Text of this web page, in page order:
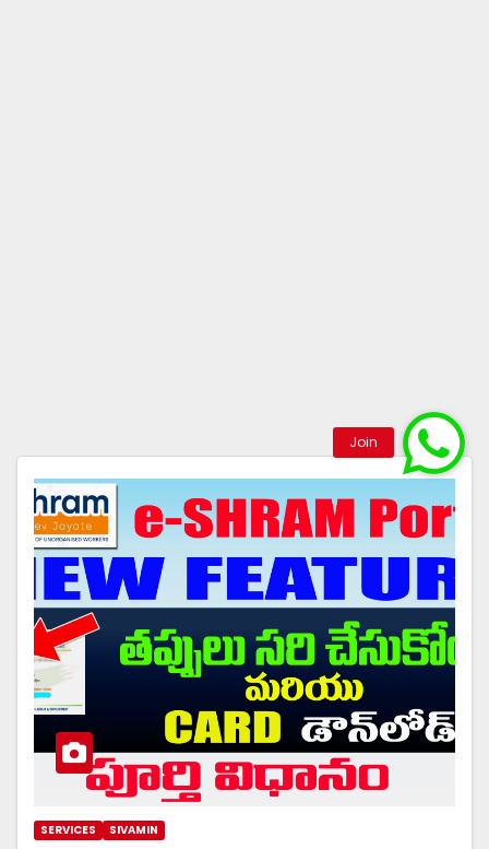
SERVICES SIVAMIN